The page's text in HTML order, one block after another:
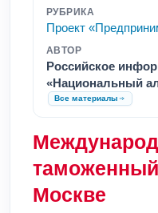
РУБРИКА
Проект
АВТОР
Российское
«Национальный
Все материалы
Москве